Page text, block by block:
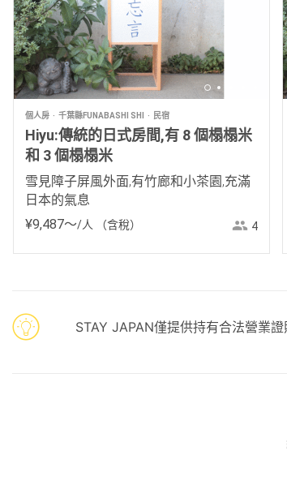
個人房 千葉縣FUNABASHI SHI 民宿
Hiyu:傳統的日式房間,有 8 個榻榻米
和 3 個榻榻米
雪見障子屏風外面,有竹廊和小茶園,充滿
日本的氣息
¥9,487〜/人 （含稅） 4
STAY JAPAN僅提供持有合法營業